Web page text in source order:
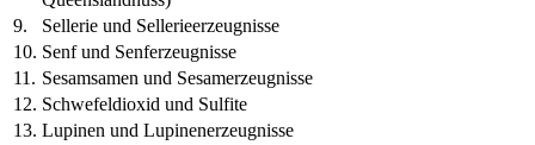
9.
Sellerie und Sellerieerzeugnisse
10. Senf und Senferzeugnisse
11. Sesamsamen und Sesamerzeugnisse
12. Schwefeldioxid und Sulfite
13. Lupinen und Lupinenerzeugnisse